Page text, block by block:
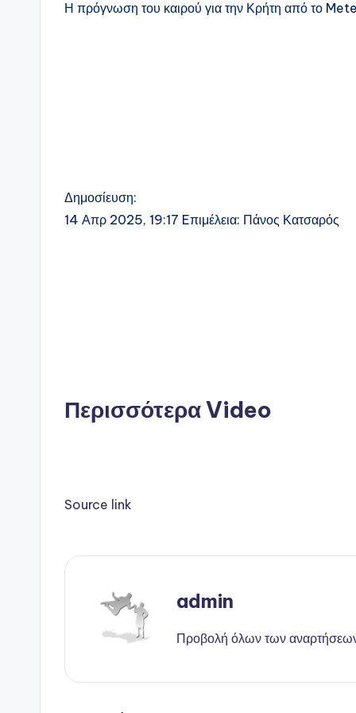
Η πρόγνωση του καιρού για την Κρήτη από το
Δημοσίευση:
14 Απρ 2025, 19:17 Eπιμέλεια: Πάνος Κατσαρός
Περισσότερα Video
Source link
admin
Προβολή όλων των